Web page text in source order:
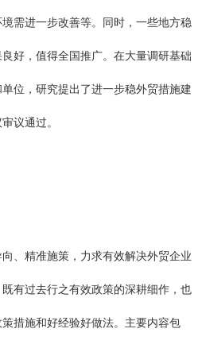
需进一步改善等。同时，一些地方稳
好，值得全国推广。在大量调研基础
单位，研究提出了进一步稳外贸措施建
议通过。
、精准施策，力求有效解决外贸企业
有过去行之有效政策的深耕细作，也
措施和好经验好做法。主要内容包